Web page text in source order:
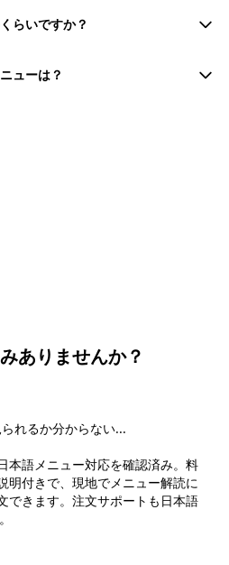
らいですか？
ューは？
ありませんか？
れるか分からない...
本語メニュー対応を確認済み。料
明付きで、現地でメニュー解読に
できます。注文サポートも日本語